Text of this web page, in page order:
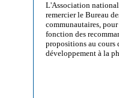
L'Association
remercier le Bureau
communautaires,
fonction des
propositions au cours
développement à la